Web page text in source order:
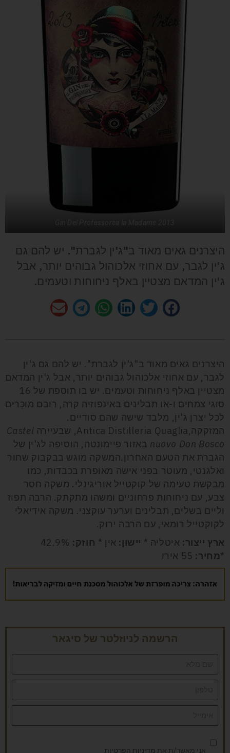
היצרנים גאים מאוד ב"ג'ין לגברת". יש להם גם
ג'ין לגבר, עם אחוזי אלכוהול גבוהים יותר, אבל
ג'ין המדאם מצטיין באלף ניחוחות וטעמים.
היצרנים גאים מאוד ב"ג'ין לגברת". יש להם גם ג'ין
לגבר, עם אחוזי אלכוהול גבוהים יותר, אבל ג'ין המדאם
מצטיין באלף ניחוחות וטעמים. יש בו תוספת של 16
סוגי צמחים ו-או תבלינים באינפוזיה קרה, רובם מוכָּרים
לכל יצרן ג'ין, מלבד שישה שהם סודיים.
המזקקה,Antica Distilleria Quaglia, שבעיירה
Castel
nuovo Don Bosco באזור פיימונטה, הוסיפה לג'ין של
הגברת את הטעם האחרון.המשקה מוגש בבקבוק שחור
ואלגנטי, מעוטר בפני אישה מאופרת בכבדות, כמו
מבקשת טעימה של קוקטייל אוריגינלי. משקה חסר
צבע, עם ניחוחות פרחוניים ומשהו מתקתק. הרבה תפוז
וליים בשלים, תבלינים וערער עוקצני. משקה אידיאלי
לקוקטייל רומאי, עם הרבה ירוק.
ארץ ייצור: איטליה * יישון: אין * חוזק: 42.9%
*מחיר: 55 אירו
הרשמה לניוזלטר של סיגאר
אני מאשר/ת את מדיניות הפרטיות